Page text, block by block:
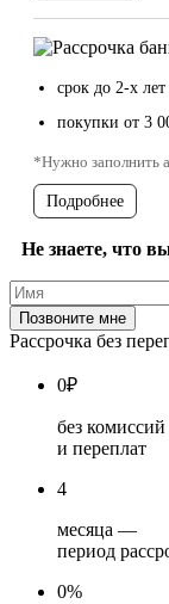
срок до 2-х лет
покупки от 3
*Нужно заполнить
Подробнее
Не знаете, что
Рассрочка без
0₽
без комиссий
и переплат
4
месяца —
период
0%